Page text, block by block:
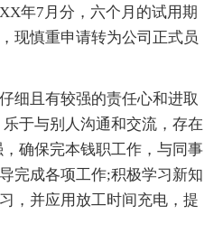
年7月分，六个月的试用期
现慎重申请转为公司正式员
细且有较强的责任心和进取
于与别人沟通和交流，存在
确保完本钱职工作，与同事
完成各项工作;积极学习新知
，并应用放工时间充电，提